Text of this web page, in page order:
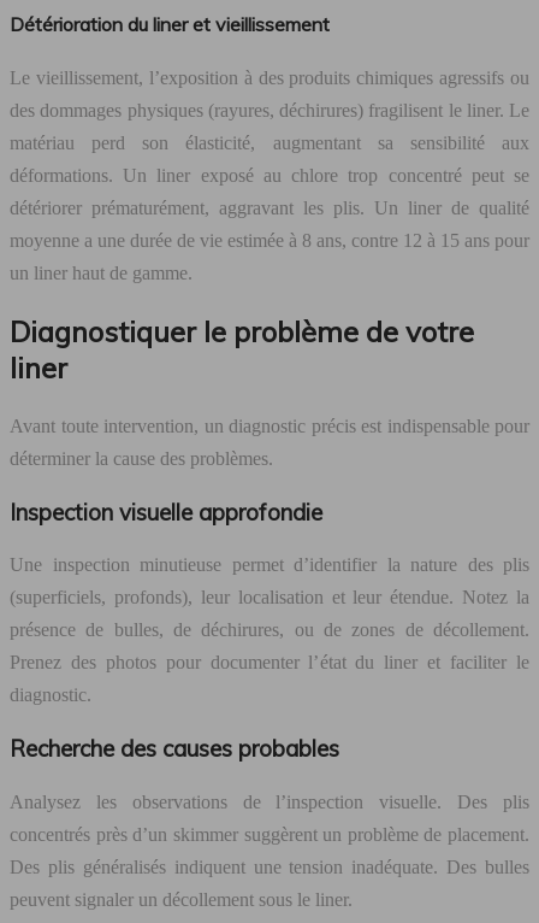
Détérioration du liner et vieillissement
Le vieillissement, l’exposition à des produits chimiques agressifs ou
des dommages physiques (rayures, déchirures) fragilisent le liner. Le
matériau perd son élasticité, augmentant sa sensibilité aux
déformations. Un liner exposé au chlore trop concentré peut se
détériorer prématurément, aggravant les plis. Un liner de qualité
moyenne a une durée de vie estimée à 8 ans, contre 12 à 15 ans pour
un liner haut de gamme.
Diagnostiquer le problème de votre
liner
Avant toute intervention, un diagnostic précis est indispensable pour
déterminer la cause des problèmes.
Inspection visuelle approfondie
Une inspection minutieuse permet d’identifier la nature des plis
(superficiels, profonds), leur localisation et leur étendue. Notez la
présence de bulles, de déchirures, ou de zones de décollement.
Prenez des photos pour documenter l’état du liner et faciliter le
diagnostic.
Recherche des causes probables
Analysez les observations de l’inspection visuelle. Des plis
concentrés près d’un skimmer suggèrent un problème de placement.
Des plis généralisés indiquent une tension inadéquate. Des bulles
peuvent signaler un décollement sous le liner.